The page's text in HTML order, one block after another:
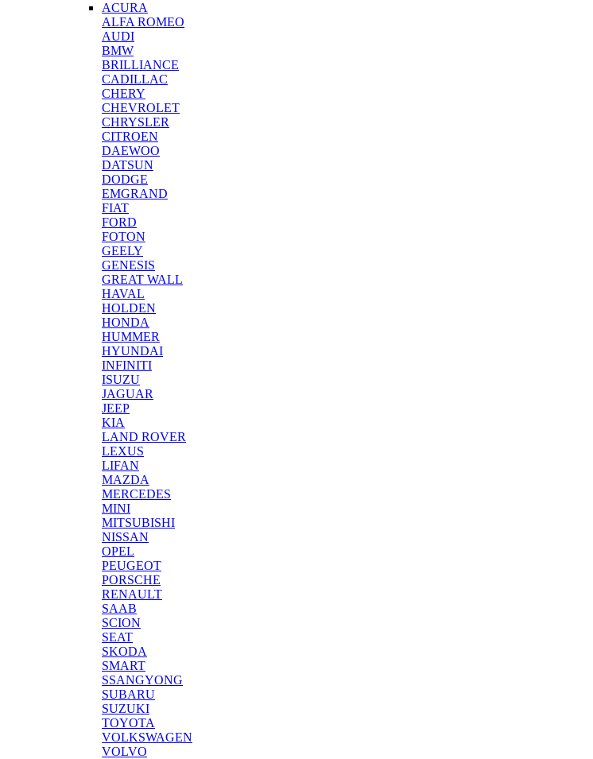
ACURA
ALFA ROMEO
AUDI
BMW
BRILLIANCE
CADILLAC
CHERY
CHEVROLET
CHRYSLER
CITROEN
DAEWOO
DATSUN
DODGE
EMGRAND
FIAT
FORD
FOTON
GEELY
GENESIS
GREAT WALL
HAVAL
HOLDEN
HONDA
HUMMER
HYUNDAI
INFINITI
ISUZU
JAGUAR
JEEP
KIA
LAND ROVER
LEXUS
LIFAN
MAZDA
MERCEDES
MINI
MITSUBISHI
NISSAN
OPEL
PEUGEOT
PORSCHE
RENAULT
SAAB
SCION
SEAT
SKODA
SMART
SSANGYONG
SUBARU
SUZUKI
TOYOTA
VOLKSWAGEN
VOLVO